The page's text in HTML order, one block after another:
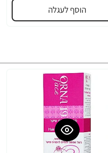
הוסף לעגלה